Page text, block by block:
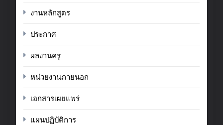
งานหลักสูตร
ประกาศ
ผลงานครู
หน่วยงานภายนอก
เอกสารเผยแพร่
แผนปฏิบัติการ